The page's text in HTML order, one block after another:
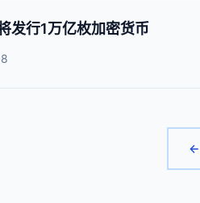
发行1万亿枚加密货币